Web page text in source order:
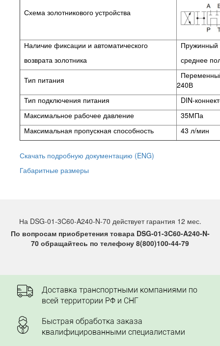
Схема золотникового устройства
Наличие фиксации и автоматического
возврата золотника
Пружинный
среднее
Тип питания
240В
Тип подключения питания
DIN-
Максимальное рабочее давление
35МПа
Максимальная пропускная способность
43 л/мин
Скачать подробную документацию (ENG)
Габаритные размеры
На DSG-01-3C60-A240-N-70 действует гарантия 12 мес.
По вопросам приобретения товара DSG-01-3C60-A240-N-
70 обращайтесь по телефону 8(800)100-44-79
Доставка транспортными компаниями по
всей территории РФ и СНГ
Быстрая обработка заказа
квалифицированными специалистами